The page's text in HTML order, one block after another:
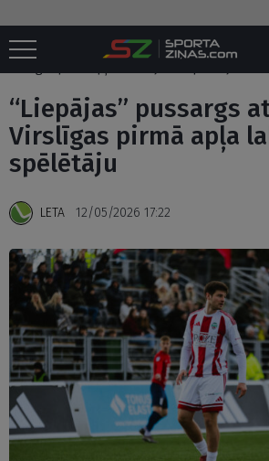
Sākums / Futbola Virslīga /
“Liepājas” pussargs
Virslīgas pirmā apļa
spēlētāju
LETA 12/05/2026 17:22